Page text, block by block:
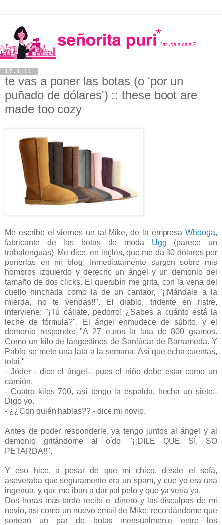
17.1.11
te vas a poner las botas (o 'por un
puñado de dólares') :: these boot are
made too cozy
Me escribe el viernes un tal Mike, de la empresa Whooga,
fabricante de las botas de moda Ugg (parece un
trabalenguas). Me dice, en inglés, que me da 80 dólares por
ponerlas en mi blog. Inmediatamente surgen sobre mis
hombros izquierdo y derecho un ángel y un demonio del
tamaño de dos clicks. El querubín me grita, con la vena del
cuello hinchada como la de un cantaor, "¡¡Mándale a la
mierda, no te vendas!!". El diablo, tridente en ristre,
interviene: "¡Tú cállate, pedorro! ¿Sabes a cuánto está la
leche de fórmula?". El ángel enmudece de súbito, y el
demonio responde: "A 27 euros la lata de 800 gramos.
Como un kilo de langostinos de Sanlúcar de Barrameda. Y
Pablo se mete una lata a la semana. Así que echa cuentas,
tolai."
- Jóder - dice el ángel-, pues el niño debe estar como un
camión.
- Cuatro kilos 700, así tengo la espalda, hecha un siete.-
Digo yo.
- ¿¿Con quién hablas?? - dice mi novio.
Antes de poder responderle, ya tengo juntos al ángel y al
demonio gritándome al oído "¡¡DILE QUE SÍ, SO
PETARDA!!".
Y eso hice, a pesar de que mi chico, desde el sofá,
aseveraba que seguramente era un spam, y que yo era una
ingenua, y que me iban a dar pal pelo y que ya vería ya.
Dos horas más tarde recibí el dinero y las disculpas de mi
novio, así como un nuevo email de Mike, recordándome que
sortean un par de botas mensualmente entre los